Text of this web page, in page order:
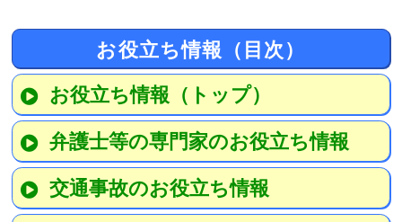
お役立ち情報（目次）
お役立ち情報（トップ）
弁護士等の専門家のお役立ち情報
交通事故のお役立ち情報